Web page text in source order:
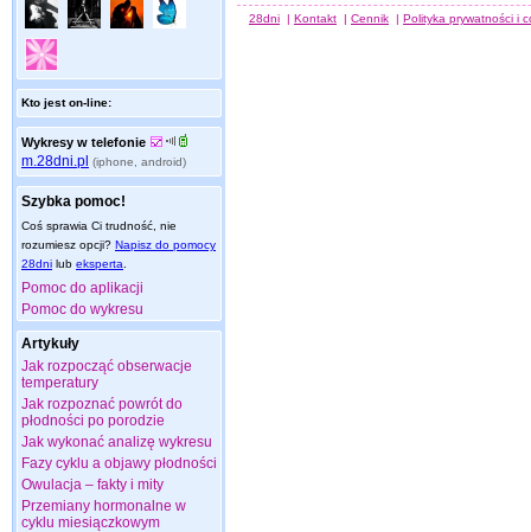
Kto jest on-line:
Wykresy w telefonie
m.28dni.pl (iphone, android)
Szybka pomoc!
Coś sprawia Ci trudność, nie
rozumiesz opcji? Napisz do pomocy
28dni lub eksperta
Pomoc do aplikacji
Pomoc do wykresu
Artykuły
Jak rozpocząć obserwacje
temperatury
Jak rozpoznać powrót do
płodności po porodzie
Jak wykonać analizę wykresu
Fazy cyklu a objawy płodności
Owulacja – fakty i mity
Przemiany hormonalne w
cyklu miesiączkowym
28dni | Kontakt | Cennik | Polityka prywatności i